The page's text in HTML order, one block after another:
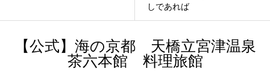
しであれば
【公式】海の京都 天橋立宮津温泉
茶六本館 料理旅館